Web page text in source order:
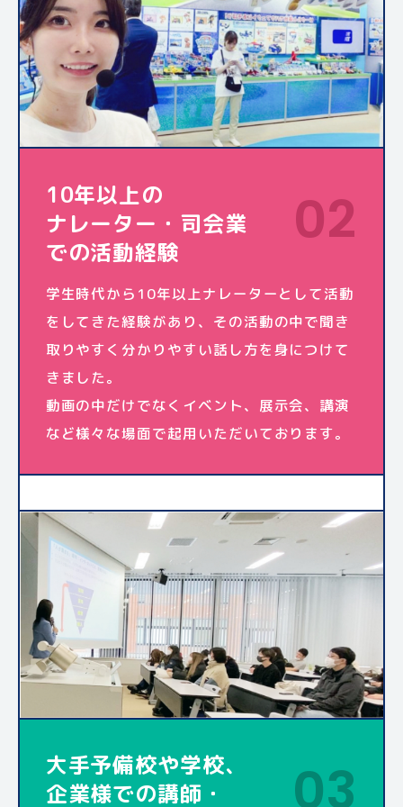
10年以上の
ナレーター・司会業
での活動経験
02
学生時代から10年以上ナレーターとして活動
をしてきた経験があり、その活動の中で聞き
取りやすく分かりやすい話し方を身につけて
きました。
動画の中だけでなくイベント、展示会、講演
など様々な場面で起用いただいております。
大手予備校や学校、
企業様での講師・
03